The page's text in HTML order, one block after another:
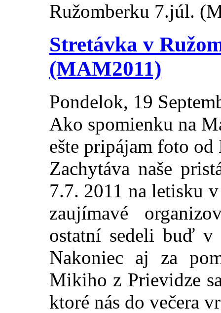
Ružomberku 7.júl.
Stretávka v
(MAM2011)
Pondelok, 19
Ako spomienku na
ešte pripájam foto od
Zachytáva naše
7.7. 2011 na letisku
zaujímavé
ostatní sedeli buď
Nakoniec aj za
Mikiho z Prievidze
ktoré nás do večera